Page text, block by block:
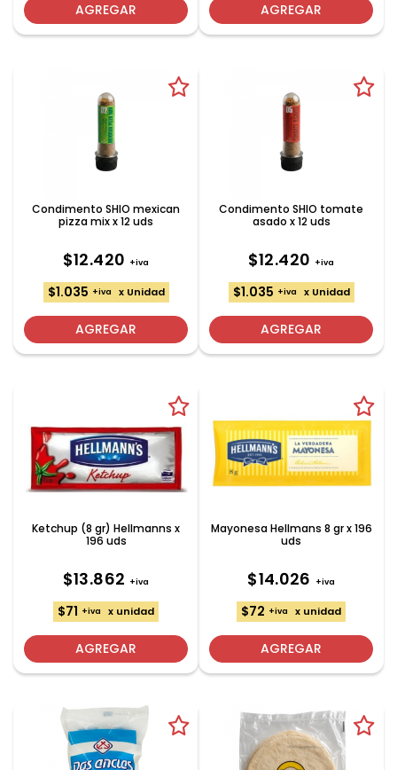
AGREGAR AGREGAR
Condimento SHIO mexican
pizza mix x 12 uds
$12.420 +iva
$1.035 +iva x Unidad
AGREGAR
Condimento SHIO tomate
asado x 12 uds
$12.420 +iva
$1.035 +iva x Unidad
AGREGAR
Ketchup (8 gr) Hellmanns x
196 uds
$13.862 +iva
$71 +iva x unidad
AGREGAR
Mayonesa Hellmans 8 gr x 196
uds
$14.026 +iva
$72 +iva x unidad
AGREGAR